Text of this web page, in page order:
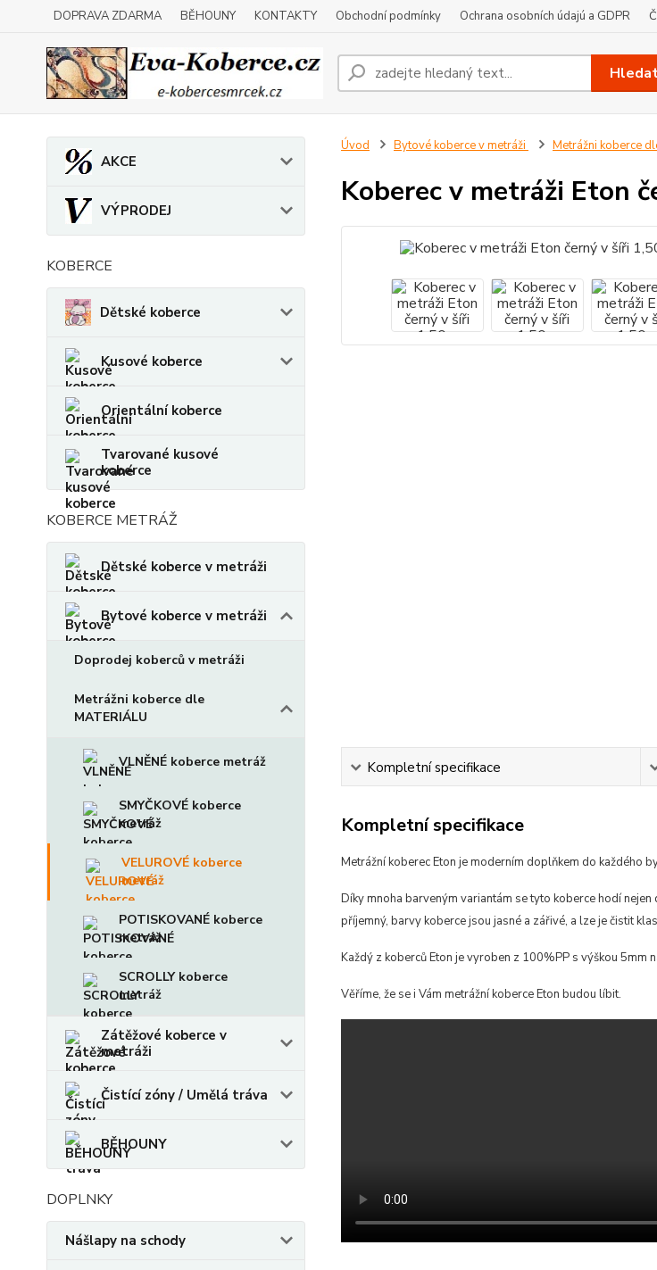
DOPRAVA ZDARMA BĚHOUNY KONTAKTY Obchodní podmínky Ochrana osobních údajú a GDPR
AKCE
VÝPRODEJ
KOBERCE
Dětské koberce
Kusové koberce
Orientální koberce
Tvarované kusové
koberce
KOBERCE METRÁŽ
Dětské koberce v metráži
Bytové koberce v metráži
Doprodej koberců v metráži
Metrážni koberce dle
MATERIÁLU
VLNĚNÉ koberce metráž
SMYČKOVÉ koberce
metráž
VELUROVÉ koberce
metráž
POTISKOVANÉ koberce
metráž
SCROLLY koberce
metráž
Zátěžové koberce v
metráži
Čistící zóny / Umělá tráva
BĚHOUNY
DOPLNKY
Nášlapy na schody
Úvod Bytové koberce v metráži Metrážni koberce
Koberec v metráži Eton
Kompletní specifikace
Kompletní specifikace
Metrážní koberec Eton je moderním doplňkem do každého
Díky mnoha barveným variantám se tyto koberce hodínejen
příjemný, barvy koberce jsou jasné a zářivé, a lze je čistit
Každý z koberců Eton je vyroben z 100%PP s výškou 5mm
Věříme, že se i Vám metrážní koberce Eton budou líbit.